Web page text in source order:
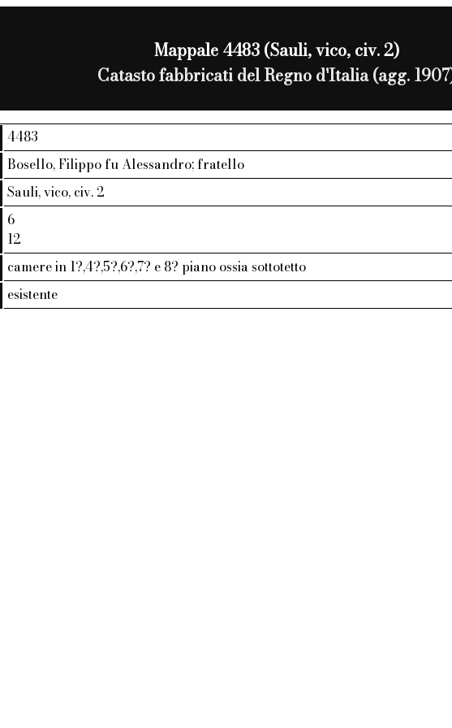
Mappale 4483 (Sauli, vico, civ. 2)
Catasto fabbricati del Regno d'Italia (agg.
4483
Bosello, Filippo fu Alessandro; fratello
Sauli, vico, civ. 2
6
12
camere in 1?,4?,5?,6?,7? e 8? piano ossia sottotetto
esistente